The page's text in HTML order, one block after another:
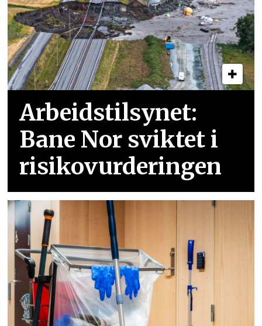
Arbeidstilsynet:
Bane Nor sviktet i
risikovurderingen